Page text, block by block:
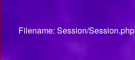
Filename: Session/Session.php